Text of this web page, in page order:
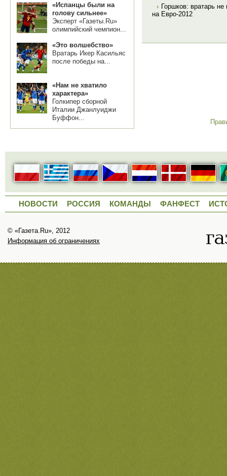
«Испанцы были на
голову сильнее»
Эксперт «Газеты.Ru»
олимпийский чемпион...
«Это волшебство»
Вратарь Икер Касильяс
после победы на...
«Нам не хватило
характера»
Голкипер сборной
Италии Джанлуиджи
Буффон...
› Горшков: вратарь
на Евро-2012
НОВОСТИ РОССИЯ КОМАНДЫ ФАНФЕСТ
© «Газета.Ru», 2012
Информация об ограничениях